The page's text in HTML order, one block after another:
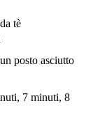
tè
posto asciutto
7 minuti, 8